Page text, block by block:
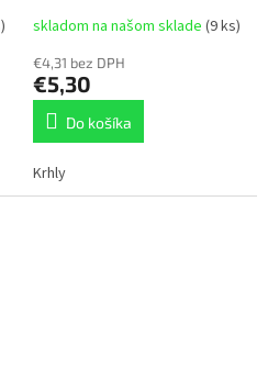
skladom na našom sklade (9 ks)
€4,31 bez DPH
€5,30
Do košíka
Krhly